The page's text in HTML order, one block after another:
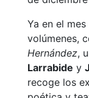
Ya en el
volúmenes,
Hernández,
Larrabide y
recoge los